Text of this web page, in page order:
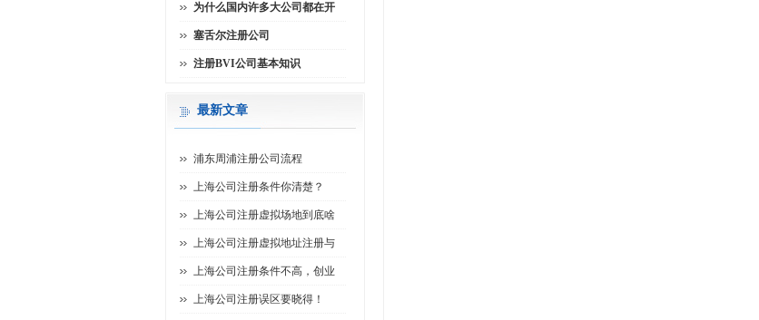
为什么国内许多大公司都在开
塞舌尔注册公司
注册BVI公司基本知识
最新文章
浦东周浦注册公司流程
上海公司注册条件你清楚？
上海公司注册虚拟场地到底啥
上海公司注册虚拟地址注册与
上海公司注册条件不高，创业
上海公司注册误区要晓得！